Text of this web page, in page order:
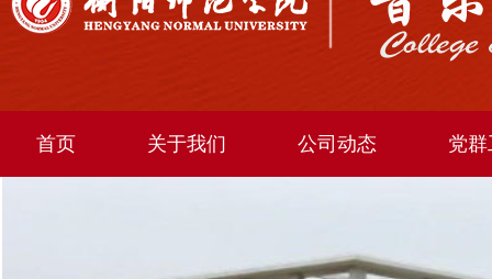
首页 关于我们 公司动态 党